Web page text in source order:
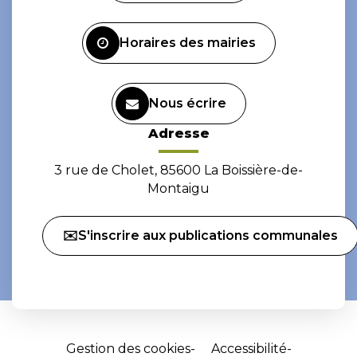
Horaires des mairies
Nous écrire
Adresse
3 rue de Cholet, 85600 La Boissière-de-
Montaigu
✉️S'inscrire aux publications communales
Gestion des cookies Accessibilité